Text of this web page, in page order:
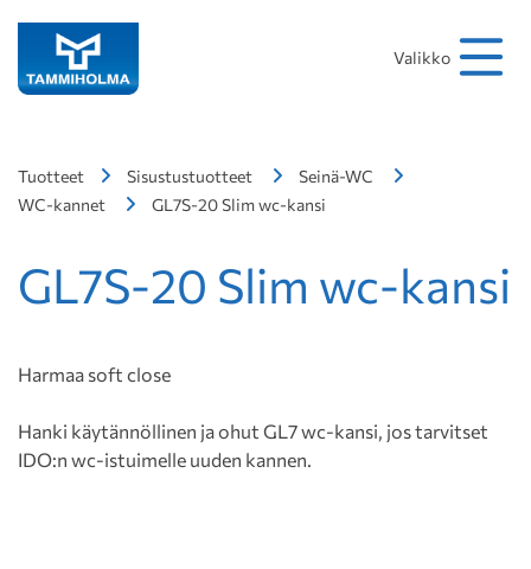
Valikko
Tuotteet Sisustustuotteet
Seinä-WC
WC-kannet
GL7S-20 Slim wc-kansi
GL7S-20 Slim wc-kansi
Harmaa soft close
Hanki käytännöllinen ja ohut GL7 wc-kansi, jos tarvitset
IDO:n wc-istuimelle uuden kannen.